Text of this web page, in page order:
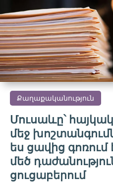
Քաղաքականություն
Մուսաևը՝
մեջ
ես ցավից գոռում
մեծ
ցուցաբերում